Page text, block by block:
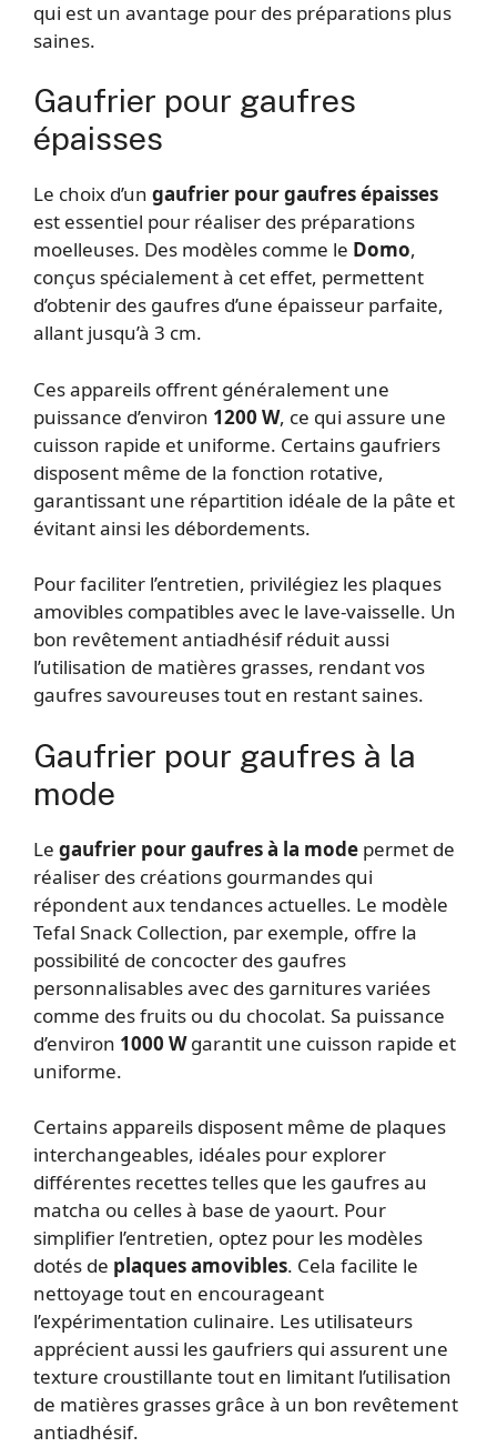
qui est un avantage pour des préparations plus
saines.
Gaufrier pour gaufres
épaisses
Le choix d’un gaufrier pour gaufres épaisses
est essentiel pour réaliser des préparations
moelleuses. Des modèles comme le Domo,
conçus spécialement à cet effet, permettent
d’obtenir des gaufres d’une épaisseur parfaite,
allant jusqu’à 3 cm.
Ces appareils offrent généralement une
puissance d’environ 1200 W, ce qui assure une
cuisson rapide et uniforme. Certains gaufriers
disposent même de la fonction rotative,
garantissant une répartition idéale de la pâte et
évitant ainsi les débordements.
Pour faciliter l’entretien, privilégiez les plaques
amovibles compatibles avec le lave-vaisselle. Un
bon revêtement antiadhésif réduit aussi
l’utilisation de matières grasses, rendant vos
gaufres savoureuses tout en restant saines.
Gaufrier pour gaufres à la
mode
Le gaufrier pour gaufres à la mode permet de
réaliser des créations gourmandes qui
répondent aux tendances actuelles. Le modèle
Tefal Snack Collection, par exemple, offre la
possibilité de concocter des gaufres
personnalisables avec des garnitures variées
comme des fruits ou du chocolat. Sa puissance
d’environ 1000 Wgarantit une cuisson rapide et
uniforme.
Certains appareils disposent même de plaques
interchangeables, idéales pour explorer
différentes recettes telles que les gaufres au
matcha ou celles à base de yaourt. Pour
simplifier l’entretien, optez pour les modèles
dotés de plaques amovibles. Cela facilite le
nettoyage tout en encourageant
l’expérimentation culinaire. Les utilisateurs
apprécient aussi les gaufriers qui assurent une
texture croustillante tout en limitant l’utilisation
de matières grasses grâce à un bon revêtement
antiadhésif.